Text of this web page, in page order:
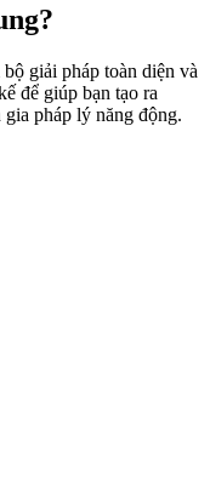
giải pháp toàn diện và
để giúp bạn tạo ra
pháp lý năng động.